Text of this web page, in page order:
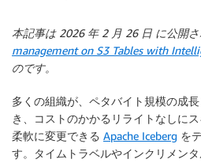
本記事は 2026 年 2 月 26 日 に公開
management on S3 Tables with
のです。
多くの組織が、ペタバイト規模の成
き、コストのかかるリライトなしに
柔軟に変更できる Apache Iceberg を
す。タイムトラベルやインクリメン